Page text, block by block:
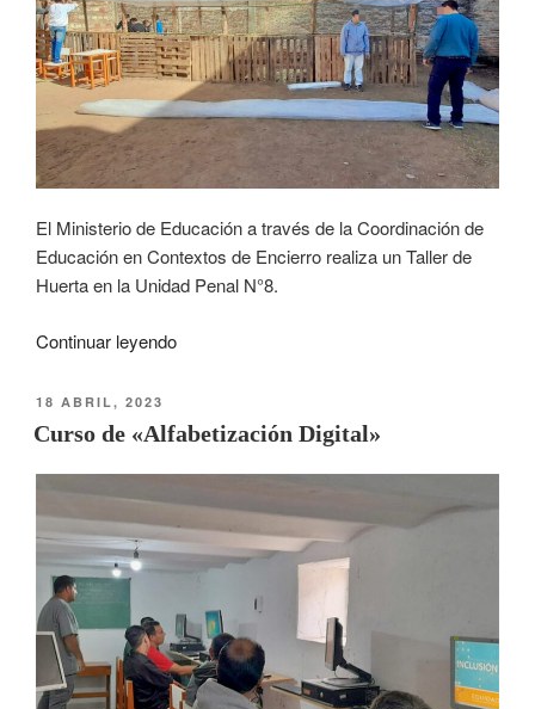
El Ministerio de Educación a través de la Coordinación de
Educación en Contextos de Encierro realiza un Taller de
Huerta en la Unidad Penal N°8.
Continuar leyendo
18 ABRIL, 2023
Curso de «Alfabetización Digital»